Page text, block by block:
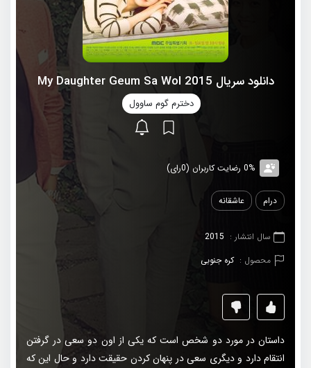
دانلود سریال 2015 My Daughter Geum Sa Wol
دخترم گوم ساوول
0% رضایت کاربران (0رای)
درام عاشقانه
سال انتشار : 2015
محصول : کره جنوبی
داستان در مورد دو شخص است که یکی از اون دو سعی در گرفتن
انتقام دارد و دیگری سعی در پنهان کردن حقیقت دارد و حال این که